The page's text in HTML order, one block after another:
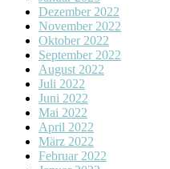
Dezember 2022
November 2022
Oktober 2022
September 2022
August 2022
Juli 2022
Juni 2022
Mai 2022
April 2022
März 2022
Februar 2022